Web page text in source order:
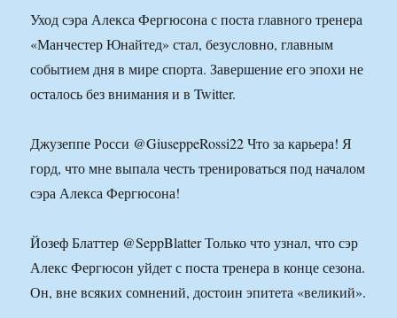
Уход сэра Алекса Фергюсона с поста главного тренера
«Манчестер Юнайтед» стал, безусловно, главным
событием дня в мире спорта. Завершение его эпохи не
осталось без внимания и в Twitter.
Джузеппе Росси @GiuseppeRossi22 Что за карьера! Я
горд, что мне выпала честь тренироваться под началом
сэра Алекса Фергюсона!
Йозеф Блаттер @SeppBlatter Только что узнал, что сэр
Алекс Фергюсон уйдет с поста тренера в конце сезона.
Он, вне всяких сомнений, достоин эпитета «великий».